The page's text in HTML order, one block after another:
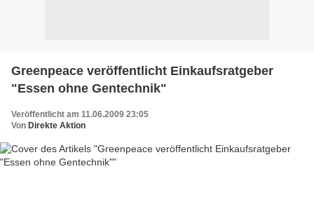
Greenpeace veröffentlicht Einkaufsratgeber
"Essen ohne Gentechnik"
Veröffentlicht am 11.06.2009 23:05
Von Direkte Aktion